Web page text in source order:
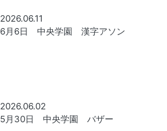
2026.06.11
6月6日 中央学園 漢字アソン
2026.06.02
5月30日 中央学園 バザー